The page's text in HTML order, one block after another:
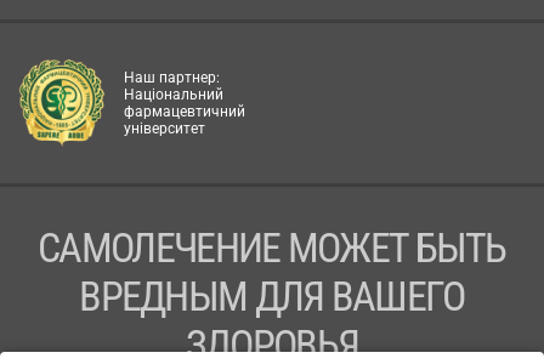
Наш партнер:
Національний
фармацевтичний
університет
САМОЛЕЧЕНИЕ МОЖЕТ БЫТЬ
ВРЕДНЫМ ДЛЯ ВАШЕГО
ЗДОРОВЬЯ